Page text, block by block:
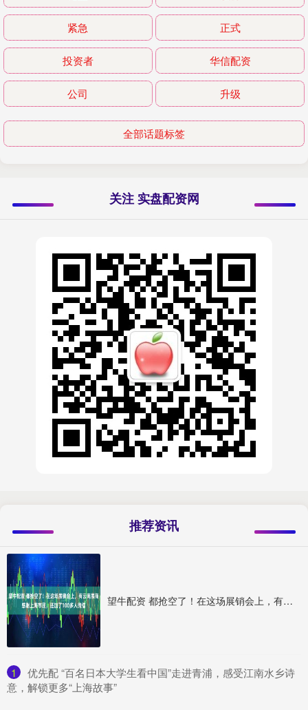
紧急 正式
投资者 华信配资
公司 升级
全部话题标签
关注 实盘配资网
推荐资讯
望牛配资 都抢空了！在这场展销会上，有云南展商感谢上海市民，还加了100多人微信
1
​优先配 “百名日本大学生看中国”走进青浦，感受江南水乡诗
意，解锁更多“上海故事”